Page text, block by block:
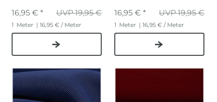
UVP 19,95 €
16,95 € *
1 Meter | 16,95 € / Meter
UVP 19,95 €
16,95 € *
1 Meter | 16,95 € / Meter